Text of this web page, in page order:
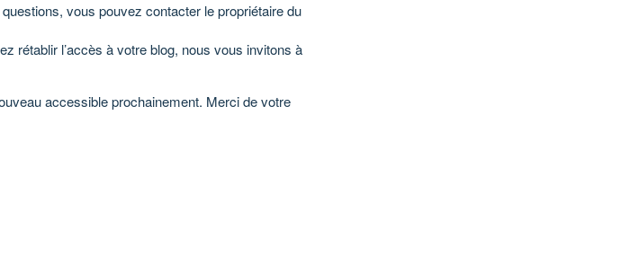
vous pouvez contacter le propriétaire du
rétablir l’accès à votre blog, nous vous invitons à
accessible prochainement. Merci de votre